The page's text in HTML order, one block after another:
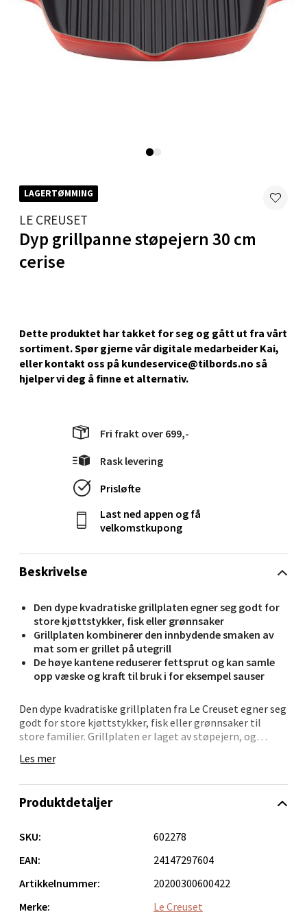
LAGERTØMMING
LE CREUSET
Dyp grillpanne støpejern 30 cm
cerise
Dette produktet har takket for seg og gått ut fra vårt
sortiment. Spør gjerne vår digitale medarbeider Kai,
eller kontakt oss på kundeservice@tilbords.no så
hjelper vi deg å ﬁnne et alternativ.
Beskrivelse
Den dype kvadratiske grillplaten egner seg godt for
store kjøttstykker, fisk eller grønnsaker
Grillplaten kombinerer den innbydende smaken av
mat som er grillet på utegrill
De høye kantene reduserer fettsprut og kan samle
opp væske og kraft til bruk i for eksempel sauser
Den dype kvadratiske grillplaten fra Le Creuset egner seg
godt for store kjøttstykker, fisk eller grønnsaker til
store familier. Grillplaten er laget av støpejern, og
grillet på utegrill, med de praktiske fordelene ved
samtidig opp kjøttsaft, marinade, fett og olje.
fremstilt til matlaging som krever høye
fettsprut og kan samle opp væske og kraft til bruk i for
nyttig til å helle av overflødig væske eller olje.
Grillplaten tåler alle varmekilder, og kan også brukes på
induksjon, i ovn og på grillristen på utegrillen. De to
Les mer
Fri frakt over 699,-
Rask levering
Prisløfte
Last ned appen og få
velkomstkupong
Produktdetaljer
SKU:
602278
EAN:
24147297604
Artikkelnummer:
20200300600422
Merke:
Le Creuset
Velg
Stavanger og Sandnes - Kilden
Åpent i dag 10-18
0 i butikk
Stavanger og Sandnes - Kvadrat
Gamle Stokkavei 1, 4313 Sandnes
Åpent i dag 10-18
Bergen - Thon Senter Lagunen
Laguneveien 1, 5239 Bergen
Åpent i dag 10-18
0 i butikk
Kristiansand - Markens
Åpent i dag 10-17
0 i butikk